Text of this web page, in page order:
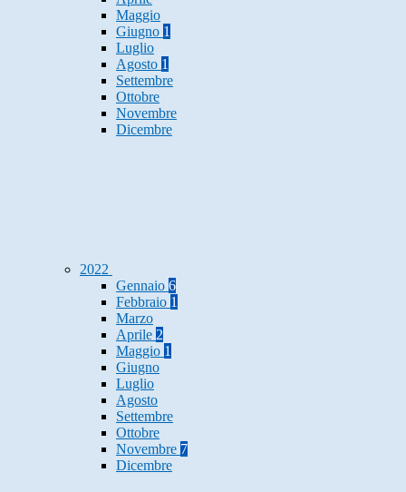
Maggio
Giugno 1
Luglio
Agosto 1
Settembre
Ottobre
Novembre
Dicembre
2022
Gennaio 6
Febbraio 1
Marzo
Aprile 2
Maggio 1
Giugno
Luglio
Agosto
Settembre
Ottobre
Novembre 7
Dicembre